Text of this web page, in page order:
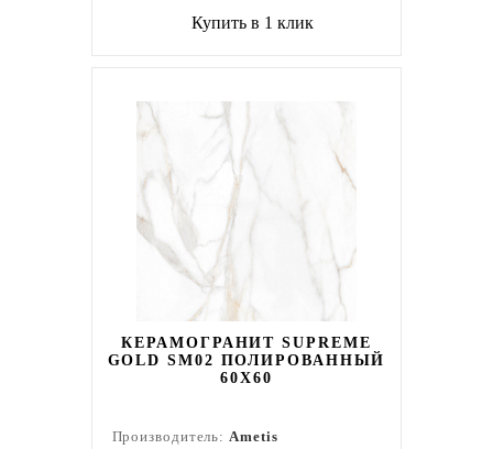
Купить в 1 клик
КЕРАМОГРАНИТ SUPREME
GOLD SM02 ПОЛИРОВАННЫЙ
60X60
Производитель:Ametis